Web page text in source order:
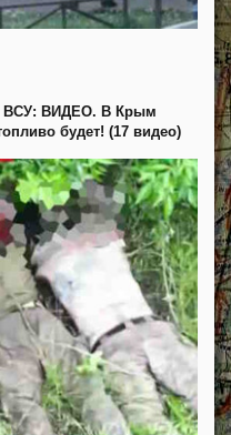
ВСУ: ВИДЕО. В Крым
будет! (17 видео)